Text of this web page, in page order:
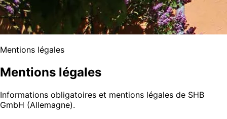
Mentions légales
Mentions légales
Informations obligatoires et mentions légales de SHB
GmbH (Allemagne).